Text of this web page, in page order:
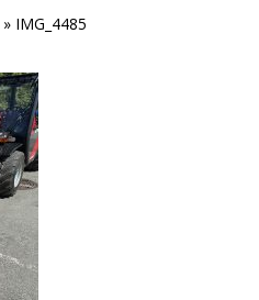
» IMG_4485